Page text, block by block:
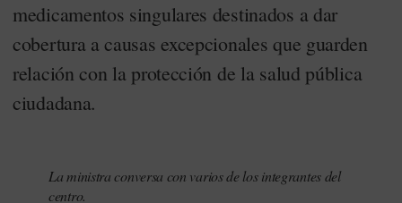
medicamentos singulares destinados a dar
cobertura a causas excepcionales que guarden
relación con la protección de la salud pública
ciudadana.
La ministra conversa con varios de los integrantes del
centro.